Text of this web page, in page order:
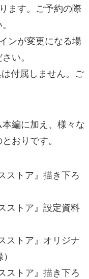
ます。ご予約の際
ンが変更になる場
い。
付属しません。ご
編に加え、様々な
おりです。
ストア』描き下ろ
ストア』設定資料
ストア』オリジナ
ストア』描き下ろ